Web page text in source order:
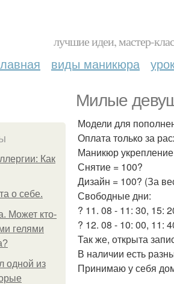
лучшие идеи, мастер-
виды маникюра
Милые
Как
о себе.
Может кто-
гелями
одной из
Модели для
Оплата только за
Маникюр
Снятие = 100?
Дизайн = 100? (За
Свободные дни:
? 11. 08 - 11: 30, 15:
? 12. 08 - 10: 00, 11:
Так же, открыта
В наличии есть
Принимаю у себя